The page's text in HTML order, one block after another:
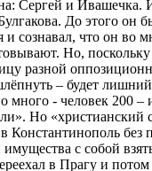
Сергей иИвашечка.
До этого он
и сознавал, что он во
Но,
разной
– будет
много - человек 200
Но
Константинополь
с собой
в Прагу и